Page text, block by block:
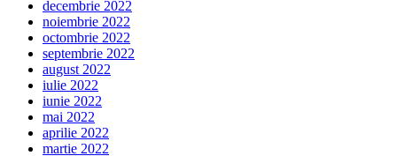
decembrie 2022
noiembrie 2022
octombrie 2022
septembrie 2022
august 2022
iulie 2022
iunie 2022
mai 2022
aprilie 2022
martie 2022